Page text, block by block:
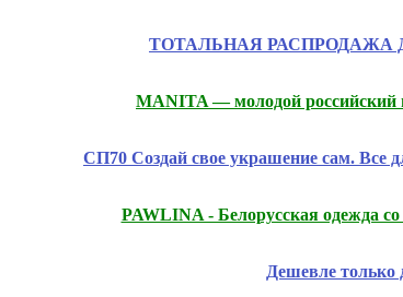
ТОТАЛЬНАЯ РАСПРОДАЖА
MANITA — молодой российский
СП70 Создай свое украшение сам. Все
PAWLINA - Белорусская одежда
Дешевле